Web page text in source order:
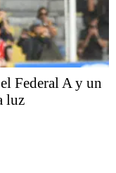
Federal A y un
luz